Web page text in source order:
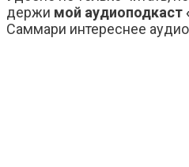
держи мой аудиоподкаст
Саммари интереснее